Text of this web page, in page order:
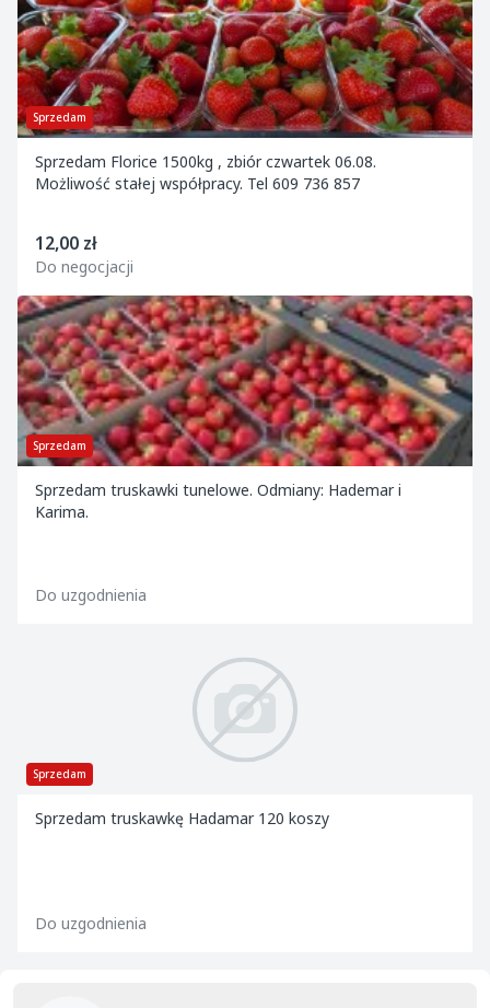
Sprzedam
Sprzedam Florice 1500kg , zbiór czwartek 06.08.
Możliwość stałej współpracy. Tel 609 736 857
12,00 zł
Do negocjacji
Sprzedam
Sprzedam truskawki tunelowe. Odmiany: Hademar i
Karima.
Do uzgodnienia
Sprzedam
Sprzedam truskawkę Hadamar 120 koszy
Do uzgodnienia